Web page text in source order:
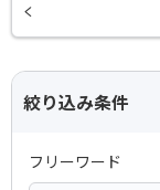
絞り込み条件
フリーワード